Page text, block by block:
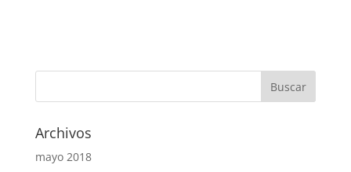
Archivos
mayo 2018